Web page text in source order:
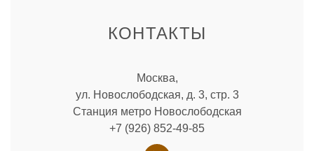
КОНТАКТЫ
Москва,
ул. Новослободская, д. 3, стр. 3
Станция метро Новослободская
+7 (926) 852-49-85